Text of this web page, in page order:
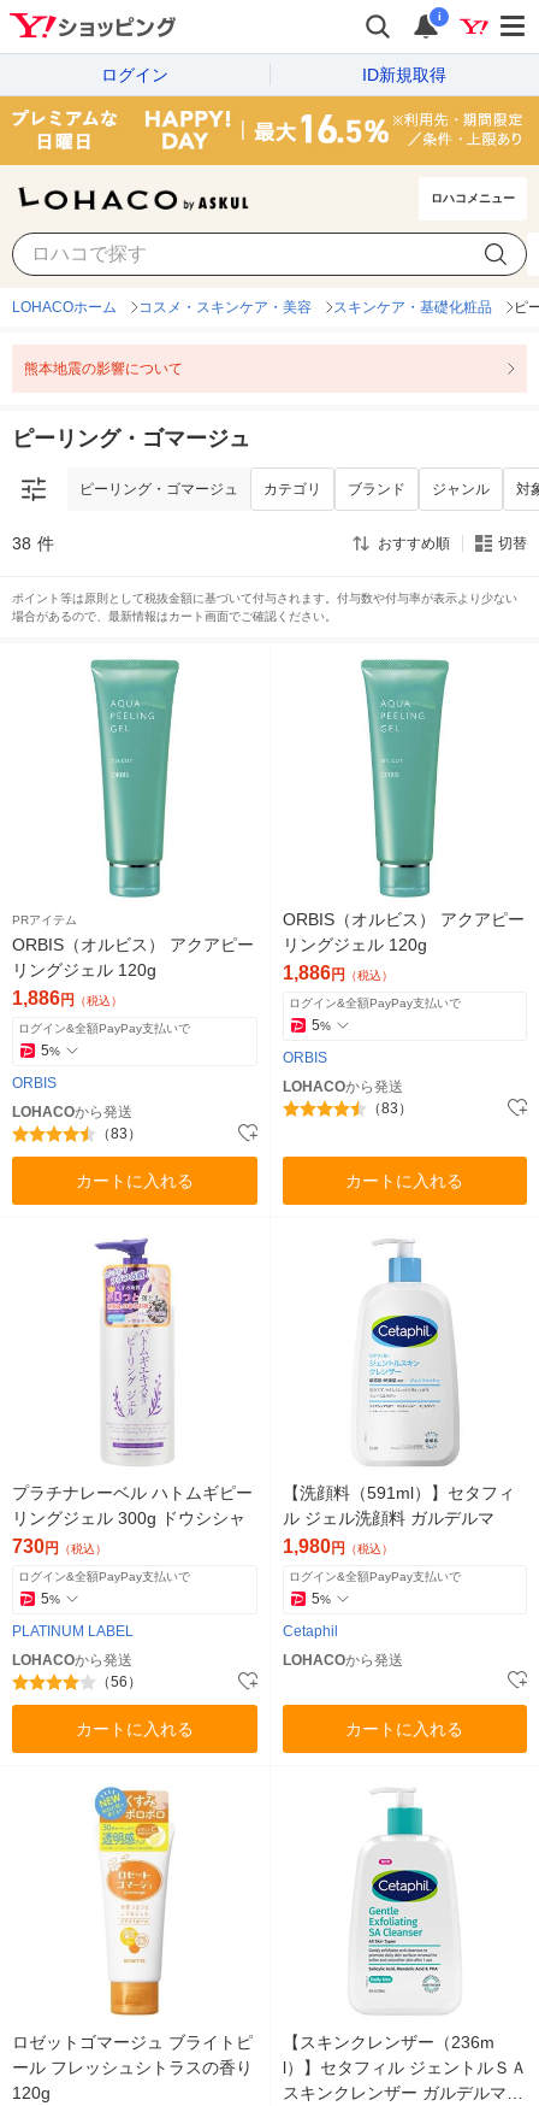
i
ログイン ID新規取得
ロハコメニュー
ピーリング・ゴマージュ 対
LOHACOホーム コスメ・スキンケア・美容 スキンケア・基礎化粧品 ピ
熊本地震の影響について
ピーリング・ゴマージュ
ピーリング・ゴマージュ カテゴリ ブランド ジャンル 対
38 件 おすすめ順 切替
ポイント等は原則として税抜金額に基づいて付与されます。付与数や付与率が表示より少ない
場合があるので、最新情報はカート画面でご確認ください。
PRアイテム
ORBIS（オルビス） アクアピー
リングジェル 120g
1,886円 （税込）
ログイン&全額PayPay支払いで
5%
ORBIS
LOHACOから発送
（83）
カートに入れる
ORBIS（オルビス） アクアピー
リングジェル 120g
1,886円 （税込）
ログイン&全額PayPay支払いで
5%
ORBIS
LOHACOから発送
（83）
カートに入れる
プラチナレーベル ハトムギピー
リングジェル 300g ドウシシャ
730円 （税込）
ログイン&全額PayPay支払いで
5%
PLATINUM LABEL
LOHACOから発送
（56）
カートに入れる
【洗顔料（591ml）】セタフィ
ル ジェル洗顔料 ガルデルマ
1,980円 （税込）
ログイン&全額PayPay支払いで
5%
Cetaphil
LOHACOから発送
カートに入れる
ロゼットゴマージュ ブライトピ
ール フレッシュシトラスの香り
120g
【スキンクレンザー（236m
l）】セタフィル ジェントルＳＡ
スキンクレンザー ガルデルマ